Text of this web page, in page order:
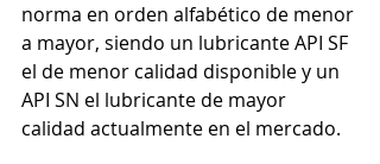
norma en orden alfabético de menor
a mayor, siendo un lubricante API SF
el de menor calidad disponible y un
API SN el lubricante de mayor
calidad actualmente en el mercado.